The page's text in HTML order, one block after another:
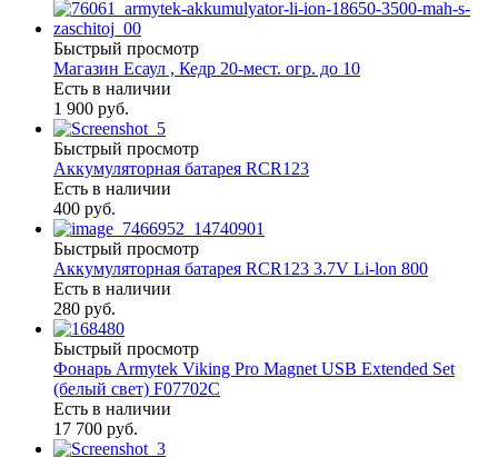
Быстрый просмотр
Магазин Есаул , Кедр 20-мест. огр. до 10
Есть в наличии
1 900 руб.
Быстрый просмотр
Аккумуляторная батарея RCR123
Есть в наличии
400 руб.
Быстрый просмотр
Аккумуляторная батарея RCR123 3.7V Li-lon 800
Есть в наличии
280 руб.
Быстрый просмотр
Фонарь Armytek Viking Pro Magnet USB Extended Set
(белый свет) F07702C
Есть в наличии
17 700 руб.